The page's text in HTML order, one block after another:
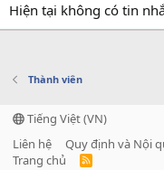
Hiện tại không có tin
Thành viên
Tiếng Việt (VN)
Liên hệ
Quy định và Nội
Trang chủ
R